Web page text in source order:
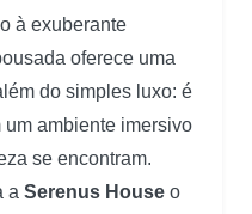
à exuberante
oferece uma
do simples luxo: é
ambiente imersivo
se encontram.
a Serenus House o